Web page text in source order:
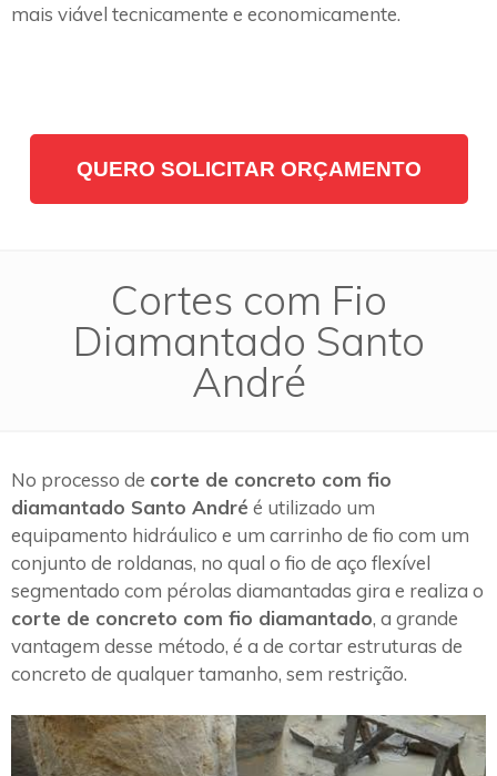
mais viável tecnicamente e economicamente.
QUERO SOLICITAR ORÇAMENTO
Cortes com Fio
Diamantado Santo
André
No processo de corte de concreto com fio
diamantado Santo André é utilizado um
equipamento hidráulico e um carrinho de fio com um
conjunto de roldanas, no qual o fio de aço flexível
segmentado com pérolas diamantadas gira e realiza o
corte de concreto com fio diamantado, a grande
vantagem desse método, é a de cortar estruturas de
concreto de qualquer tamanho, sem restrição.